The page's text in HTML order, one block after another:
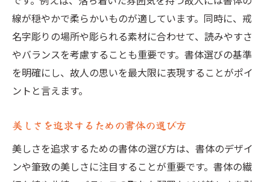
線が穏やかで柔らかいものが適しています。同時に、戒
名字彫りの場所や彫られる素材に合わせて、読みやすさ
やバランスを考慮することも重要です。書体選びの基準
を明確にし、故人の思いを最大限に表現することがポイ
ントと言えます。
美しさを追求するための書体の選び方
美しさを追求するための書体の選び方は、書体のデザイ
ンや筆致の美しさに注目することが重要です。書体の繊